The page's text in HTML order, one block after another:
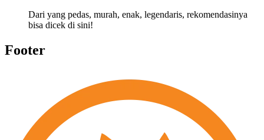
Dari yang pedas, murah, enak, legendaris, rekomendasinya
bisa dicek di sini!
Footer